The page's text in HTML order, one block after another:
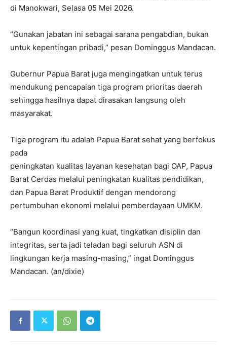
di Manokwari, Selasa 05 Mei 2026.
“Gunakan jabatan ini sebagai sarana pengabdian, bukan
untuk kepentingan pribadi,” pesan Dominggus Mandacan.
Gubernur Papua Barat juga mengingatkan untuk terus
mendukung pencapaian tiga program prioritas daerah
sehingga hasilnya dapat dirasakan langsung oleh
masyarakat.
Tiga program itu adalah Papua Barat sehat yang berfokus
pada
peningkatan kualitas layanan kesehatan bagi OAP, Papua
Barat Cerdas melalui peningkatan kualitas pendidikan,
dan Papua Barat Produktif dengan mendorong
pertumbuhan ekonomi melalui pemberdayaan UMKM.
“Bangun koordinasi yang kuat, tingkatkan disiplin dan
integritas, serta jadi teladan bagi seluruh ASN di
lingkungan kerja masing-masing,” ingat Dominggus
Mandacan. (an/dixie)